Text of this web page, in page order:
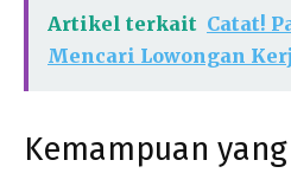
Artikel terkait Catat!
Mencari Lowongan
Kemampuan